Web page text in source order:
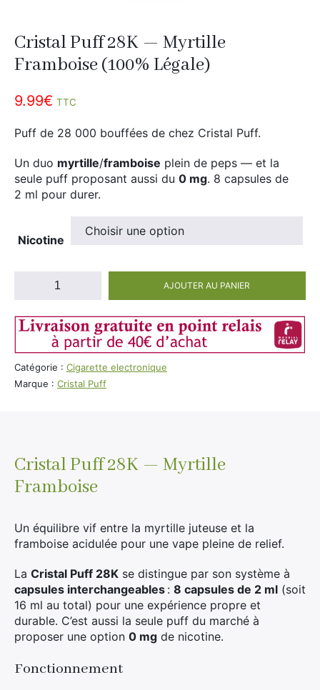
Cristal Puff 28K — Myrtille
Framboise (100% Légale)
9.99€ TTC
Puff de 28 000 bouffées de chez Cristal Puff.
Un duo myrtille/framboise plein de peps — et la
seule puff proposant aussi du 0 mg. 8 capsules de
2 ml pour durer.
Nicotine
quantité
Puff
—
Myrtille
Framboise
AJOUTER AU PANIER
Catégorie : Cigarette electronique
Marque : Cristal Puff
Cristal Puff 28K — Myrtille
Framboise
Un équilibre vif entre la myrtille juteuse et la
framboise acidulée pour une vape pleine de relief.
La Cristal Puff 28K se distingue par son système à
capsules interchangeables : 8 capsules de 2 ml (soit
16 ml au total) pour une expérience propre et
durable. C’est aussi la seule puff du marché à
proposer une option 0 mg de nicotine.
Fonctionnement
100ml
Salé